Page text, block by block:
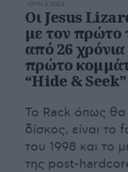
ΙΟΥΝ 6,2024
Οι Jesus
με τον πρώτο
από 26
πρώτο
“Hide & Seek”
Το Rack όπως θα
δίσκος, είναι
του 1998 και το
της post-